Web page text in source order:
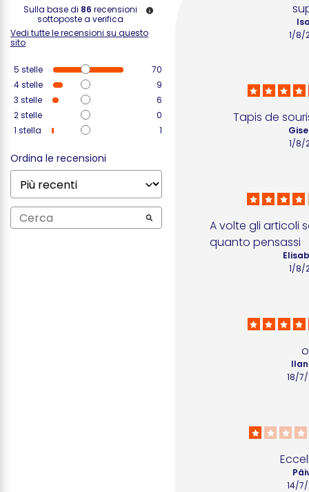
Sulla base di 86 recensioni
sottoposte a verifica
Vedi tutte le recensioni su questo
sito
5 stelle
70
4stelle
9
3 stelle
6
2stelle
0
1 stella 1
Ordina le recensioni
1/8/
Tapis de
1/8/
A volte gli articoli
quanto pensassi
1/8/
18/
14/